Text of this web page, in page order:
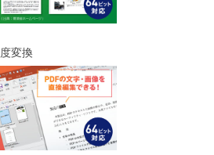
変換